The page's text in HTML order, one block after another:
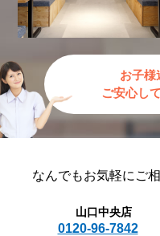
お子様
ご安心し
なんでもお気軽に ご
山口中央店
0120-96-7842